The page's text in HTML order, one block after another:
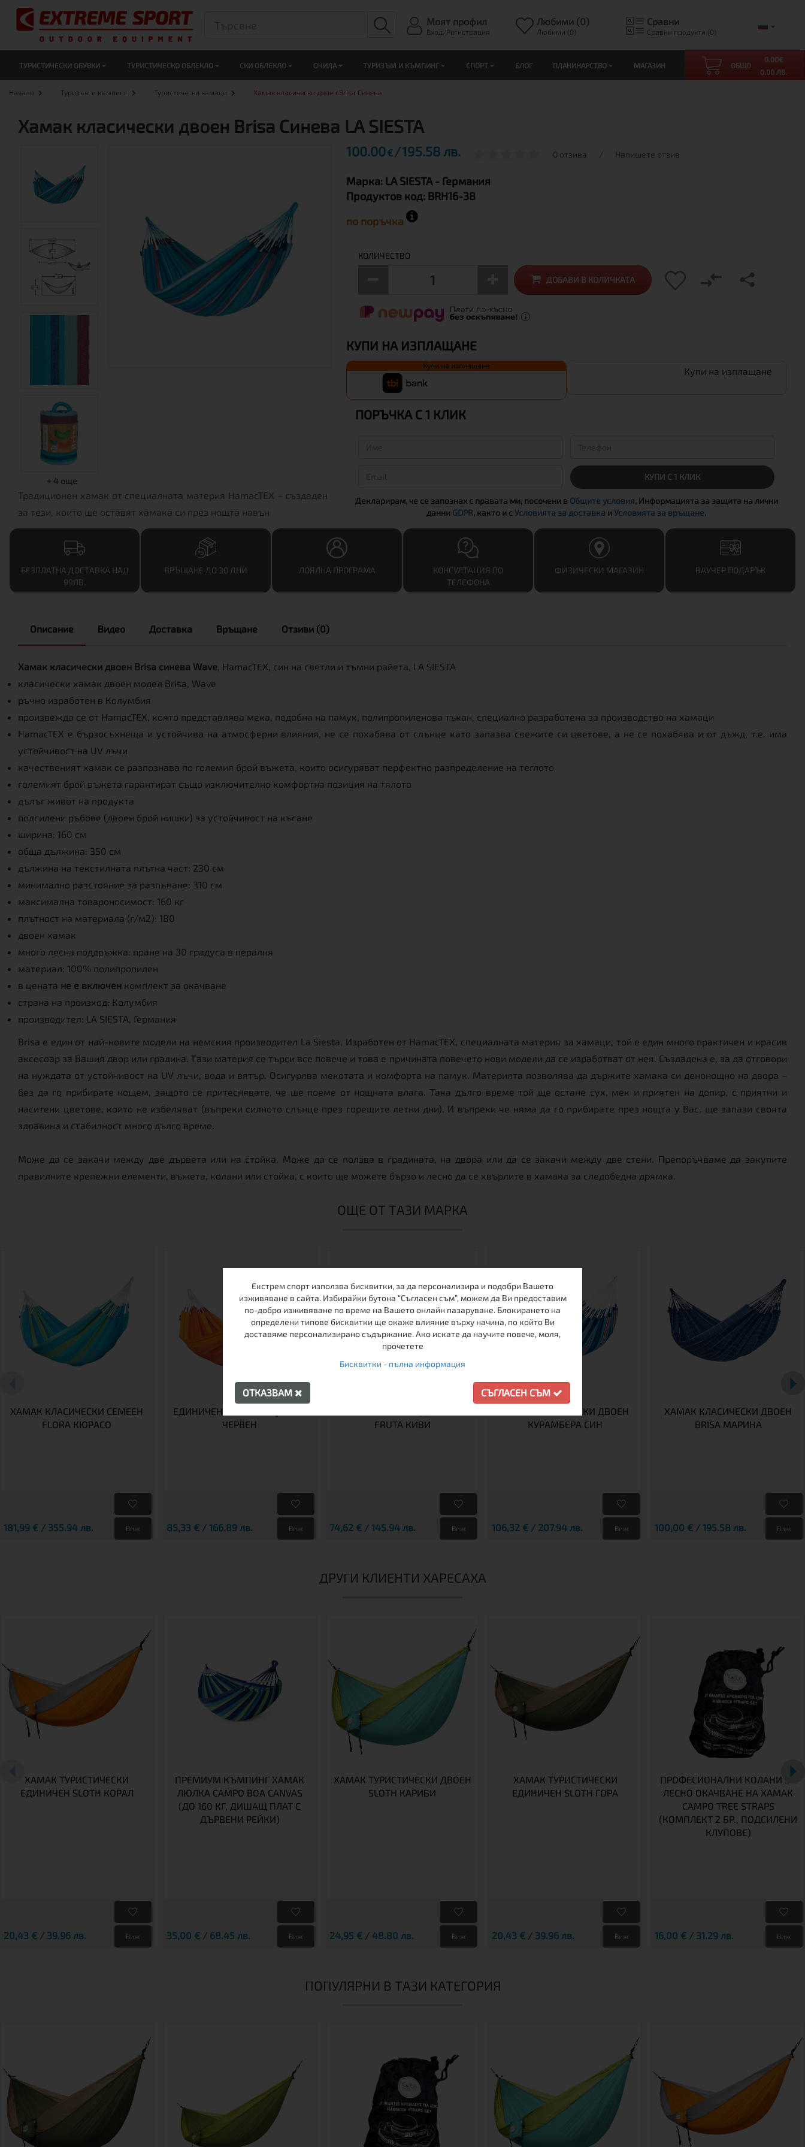
Моят профил
Вход/Регистрация
Любими (0)
Любими (0)
Сравни
Сравни продукти (0)
ТУРИСТИЧЕСКИ ОБУВКИ ТУРИСТИЧЕСКО ОБЛЕКЛО СКИ ОБЛЕКЛО ОЧИЛА ТУРИЗЪМ И КЪМПИНГ СПОРТ БЛОГ ПЛАНИНАРСТВО МАГАЗИН ОБЩО
0.00€
0.00 ЛВ.
Начало Туризъм и къмпинг Туристически хамаци Хамак класически двоен Brisa Синева
Хамак класически двоен Brisa Синева LA SIESTA
+ 4 още
Традиционен хамак от специалната материя HamacTEX – създаден
за тези, които ще оставят хамака си през нощта навън
100.00€ 195.58 лв. 0 отзива / Напишете отзив
Марка: LA SIESTA - Германия
Продуктов код: BRH16-38
по поръчка
КОЛИЧЕСТВО
ДОБАВИ В КОЛИЧКАТА
КУПИ НА ИЗПЛАЩАНЕ
Купи на изплащане Купи на изплащане
ПОРЪЧКА С 1 КЛИК
КУПИ С 1 КЛИК
Декларирам, че се запознах с правата ми, посочени в Общите условия, Информацията за защита на лични
данни GDPR, както и сУсловията за доставка иУсловията за връщане.
БЕЗПЛАТНА ДОСТАВКА НАД
99ЛВ.
ВРЪЩАНЕ ДО 30 ДНИ ЛОЯЛНА ПРОГРАМА
КОНСУЛТАЦИЯ ПО
ТЕЛЕФОНА
ФИЗИЧЕСКИ МАГАЗИН ВАУЧЕР ПОДАРЪК
Описание Видео Доставка Връщане Отзиви (0)
Хамак класически двоен Brisa синева Wave , HamacTEX, син на светли и тъмни райета, LA SIESTA
класически хамак двоен модел Brisa, Wave
ръчно изработен в Колумбия
произвежда се от HamacTEX, която представлява мека, подобна на памук, полипропиленова тъкан, специално разработена за производство на хамаци
HamacTEX e бързосъхнеща и устойчива на атмосферни влияния, не се похабява от слънце като запазва свежите си цветове, а не се похабява и от дъжд, т.е. има
устойчивост на UV лъчи
качественият хамак се разпознава по големия брой въжета, които осигуряват перфектно разпределение на теглото
големият брой въжета гарантират също изключително комфортна позиция на тялото
дълъг живот на продукта
подсилени ръбове (двоен брой нишки) за устойчивост на късане
ширина: 160 см
обща дължина: 350 см
дължина на текстилната плътна част: 230 см
минимално разстояние за разпъване: 310 см
максимална товароносимост: 160 кг
плътност на материала (г/м2): 180
двоен хамак
много лесна поддръжка: пране на 30 градуса в пералня
материал: 100% полипропилен
в цената не е включен комплект за окачване
страна на произход: Колумбия
производител: LA SIESTA, Германия
Brisa е един от най-новите модели на немския производител La Siesta. Изработен от HamacTEX, специалната материя за хамаци, той е един много практичен и красив
аксесоар за Вашия двор или градина. Тази материя се търси все повече и това е причината повечето нови модели да се изработват от нея. Създадена е, за да отговори
на нуждата от устойчивост на UV лъчи, вода и вятър. Осигурява мекотата и комфорта на памук. Материята позволява да държите хамака си денонощно на двора –
без да го прибирате нощем, защото се притеснявате, че ще поеме от нощната влага. Така дълго време той ще остане сух, мек и приятен на допир, с приятни и
наситени цветове, които не избеляват (въпреки силното слънце през горещите летни дни). И въпреки че няма да го прибирате през нощта у Вас, ще запази своята
здравина и стабилност много дълго време.
Може да се закачи между две дървета или на стойка. Може да се ползва в градината, на двора или да се закачи между две стени. Препоръчваме да закупите
правилните крепежни елементи, въжета, колани или стойка, с които ще можете бързо и лесно да се хвърлите в хамака за следобедна дрямка.
ОЩЕ ОТ ТАЗИ МАРКА
ХАМАК КЛАСИЧЕСКИ СЕМЕЕН
FLORA КЮРАСО
181,99 € / 355.94 лв. Виж
ЕДИНИЧЕН ХАМАК ORQUIDEA
ЧЕРВЕН
85,33 € / 166.89 лв. Виж
FRUTA КИВИ
74,62 € / 145.94 лв. Виж
ХАМАК КЛАСИЧЕСКИ ДВОЕН
КУРАМБЕРА СИН
106,32 € / 207.94 лв. Виж
ХАМАК КЛАСИЧЕСКИ ДВОЕН
BRISA МАРИНА
100,00 € / 195.58 лв. Виж
ДРУГИ КЛИЕНТИ ХАРЕСАХА
ХАМАК ТУРИСТИЧЕСКИ
ЕДИНИЧЕН SLOTH КОРАЛ
20,43 € / 39.96 лв. Виж
ПРЕМИУМ КЪМПИНГ ХАМАК
ЛЮЛКА CAMPO BOA CANVAS
(ДО 160 КГ, ДИШАЩ ПЛАТ С
ДЪРВЕНИ РЕЙКИ)
35,00 € / 68.45 лв. Виж
ХАМАК ТУРИСТИЧЕСКИ ДВОЕН
SLOTH КАРИБИ
24,95 € / 48.80 лв. Виж
ХАМАК ТУРИСТИЧЕСКИ
ЕДИНИЧЕН SLOTH ГОРА
20,43 € / 39.96 лв. Виж
ПРОФЕСИОНАЛНИ КОЛАНИ ЗА
ЛЕСНО ОКАЧВАНЕ НА ХАМАК
CAMPO TREE STRAPS
(КОМПЛЕКТ 2 БР., ПОДСИЛЕНИ
КЛУПОВЕ)
16,00 € / 31.29 лв. Виж
ПОПУЛЯРНИ В ТАЗИ КАТЕГОРИЯ
Екстрем спорт използва бисквитки, за да персонализира и подобри Вашето
изживяване в сайта. Избирайки бутона “Съгласен съм”, можем да Ви предоставим
по-добро изживяване по време на Вашето онлайн пазаруване. Блокирането на
определени типове бисквитки ще окаже влияние върху начина, по който Ви
доставяме персонализирано съдържание. Ако искате да научите повече, моля,
прочетете
Бисквитки - пълна информация
ОТКАЗВАМ СЪГЛАСЕН СЪМ